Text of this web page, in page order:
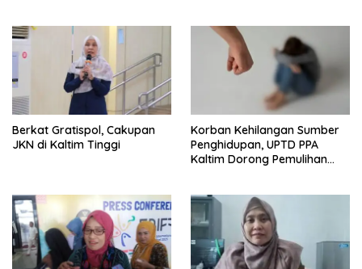
Berkat Gratispol, Cakupan
JKN di Kaltim Tinggi
Korban Kehilangan Sumber
Penghidupan, UPTD PPA
Kaltim Dorong Pemulihan